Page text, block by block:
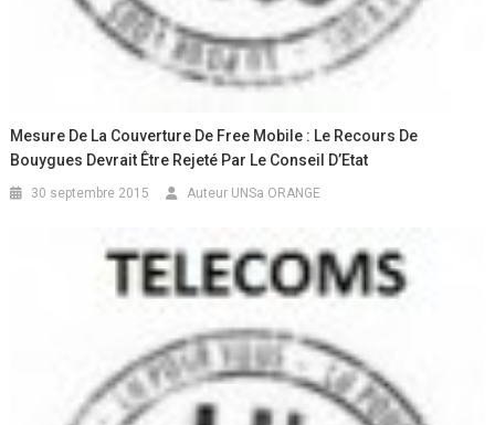
Mesure De La Couverture De Free Mobile : Le Recours De
Bouygues Devrait Être Rejeté Par Le Conseil D’Etat
30 septembre 2015 Auteur UNSa ORANGE